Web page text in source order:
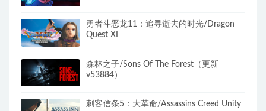
勇者斗恶龙11：追寻逝去的时光/Dragon
Quest XI
森林之子/Sons Of The Forest（更新
v53884）
刺客信条5：大革命/Assassins Creed Unity